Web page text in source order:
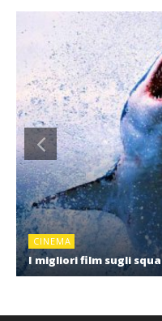
CINEMA
I migliori film sugli